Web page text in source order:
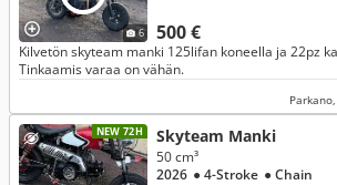
6 500 €
Kilvetön skyteam manki 125lifan koneella ja 22pz kaasarilla.täysin toimiva.
Tinkaamis varaa on vähän.
NEW 72H Skyteam Manki
50 cm³
2026 ● 4-Stroke ● Chain